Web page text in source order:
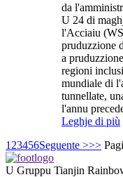
da
U 24 di
l'Acciaiu
pruduzzione
a
regioni
mundiale di
tunnellate,
l'annu
Leghje di più
1 23456Seguente >>>
U Gruppu Tianjin